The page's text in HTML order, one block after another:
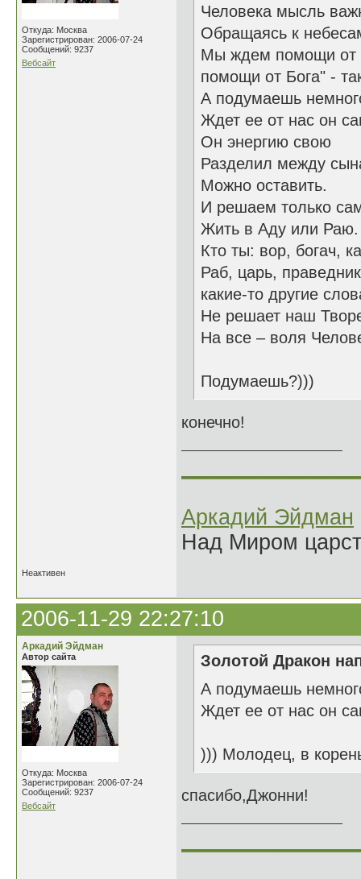
Откуда: Москва
Зарегистрирован: 2006-07-24
Сообщений: 9237
Вебсайт
Человека мысль
Обращаясь к
Мы ждем помощи от
помощи от Бога" -
А подумаешь
Ждет ее от нас он
Он энергию свою
Разделил между
Можно оставить.
И решаем только
Жить в Аду или Раю.
Кто ты: вор, богач,
Раб, царь,
какие-то другие
Не решает наш
На все – воля
Подумаешь?)))
конечно!
Аркадий Эйдман
Над Миром
Неактивен
2006-11-29 22:27:10
Аркадий Эйдман
Автор сайта
Откуда: Москва
Зарегистрирован: 2006-07-24
Сообщений: 9237
Вебсайт
Золотой Дракон
А подумаешь
Ждет ее от нас он
))) Молодец, в
спасибо,Джонни!